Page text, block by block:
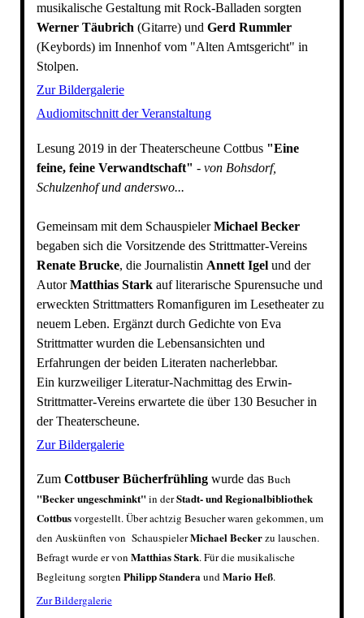
musikalische Gestaltung mit Rock-Balladen sorgten
Werner Täubrich (Gitarre) und Gerd Rummler
(Keybords) im Innenhof vom "Alten Amtsgericht" in
Stolpen.
Zur Bildergalerie
Audiomitschnitt der Veranstaltung
Lesung 2019 in der Theaterscheune Cottbus "Eine
feine, feine Verwandtschaft" - von Bohsdorf,
Schulzenhof und anderswo...
Gemeinsam mit dem SchauspielerMichael Becker
begaben sich die Vorsitzende des Strittmatter-Vereins
Renate Brucke, die Journalistin Annett Igelund der
AutorMatthias Starkauf literarische Spurensuche und
erweckten Strittmatters Romanfiguren im Lesetheater zu
neuem Leben. Ergänzt durch Gedichte von Eva
Strittmatter wurden die Lebensansichten und
Erfahrungen der beiden Literaten nacherlebbar.
Ein kurzweiliger Literatur-Nachmittag des Erwin-
Strittmatter-Vereins erwartete die über 130 Besucher in
der Theaterscheune.
Zur Bildergalerie
Zum Cottbuser Bücherfrühlingwurde das Buch
"Becker ungeschminkt" in derStadt- und Regionalbibliothek
Cottbusvorgestellt. Über achtzig Besucher waren gekommen, um
den Auskünften von SchauspielerMichael Beckerzu lauschen.
Befragt wurde er von Matthias Stark. Für die musikalische
Begleitung sorgten Philipp StanderaundMario Heß.
Zur Bildergalerie